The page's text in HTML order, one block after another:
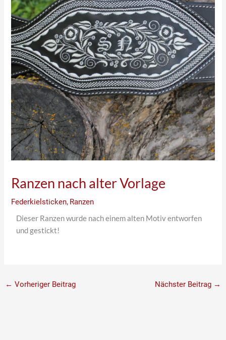
Ranzen nach alter Vorlage
Federkielsticken, Ranzen
Dieser Ranzen wurde nach einem alten Motiv entworfen
und gestickt!
← Vorheriger Beitrag Nächster Beitrag →